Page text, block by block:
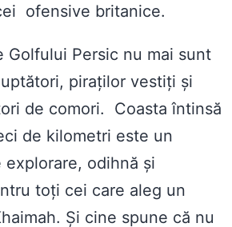
ofensive britanice.
Golfului Persic nu mai sunt
piraților vestiți și
de comori. Coasta întinsă
de kilometri este un
odihnă și
toți cei care aleg un
Și cine spune că nu